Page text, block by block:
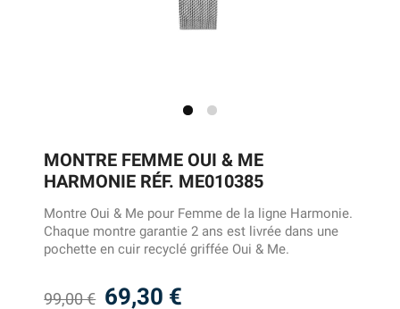
MONTRE FEMME OUI & ME
HARMONIE RÉF. ME010385
Montre Oui & Me pour Femme de la ligne Harmonie.
Chaque montre garantie 2 ans est livrée dans une
pochette en cuir recyclé griffée Oui & Me.
69,30 €
99,00 €